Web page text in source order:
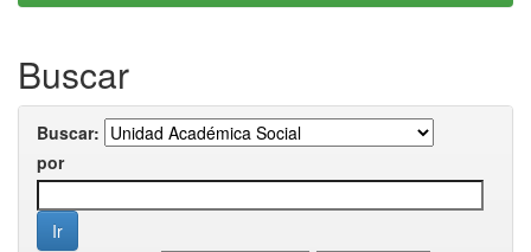
Buscar
Buscar:
por